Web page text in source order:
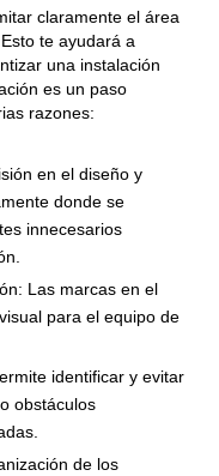
claramente el área
. Esto te ayudará a
una instalación
es un paso
razones:
en el diseño y
donde se
innecesarios
Las marcas en el
para el equipo de
identificar y evitar
obstáculos
de los